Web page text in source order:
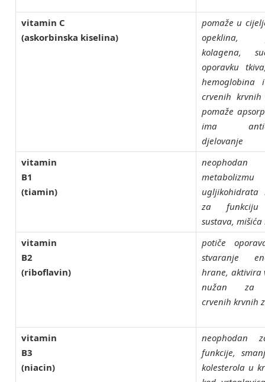
vitamin C
(askorbinska kiselina)
pomaže u
opeklina,
kolagena,
oporavku
hemoglobina
crvenih
pomaže
ima
djelovanje
vitamin
B1
(tiamin)
metabolizmu
ugljikohidrata
za funkciju
sustava, mišića
vitamin
B2
(riboflavin)
potiče
stvaranje
hrane, aktivira
nužan za
crvenih krvnih
vitamin
B3
(niacin)
neophodan
funkcije,
kolesterola u